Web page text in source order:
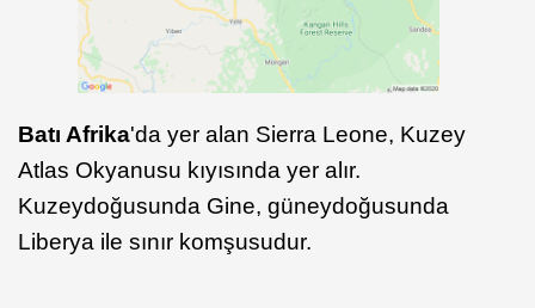
Batı Afrika'da yer alan Sierra Leone, Kuzey
Atlas Okyanusu kıyısında yer alır.
Kuzeydoğusunda Gine, güneydoğusunda
Liberya ile sınır komşusudur.